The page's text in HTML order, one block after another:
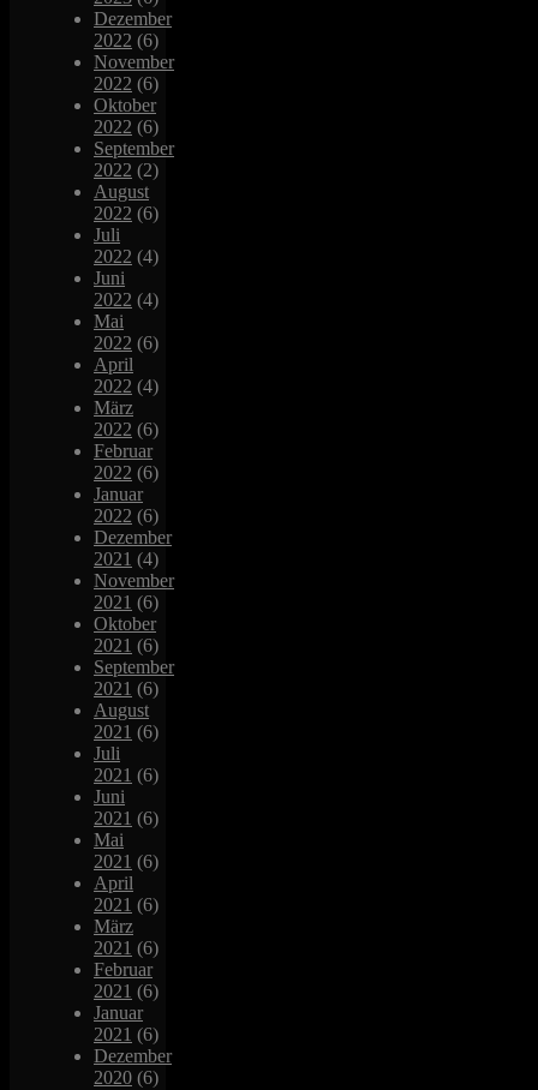
Dezember
2022 (6)
November
2022 (6)
Oktober
2022 (6)
September
2022 (2)
August
2022 (6)
Juli
2022 (4)
Juni
2022 (4)
Mai
2022 (6)
April
2022 (4)
März
2022 (6)
Februar
2022 (6)
Januar
2022 (6)
Dezember
2021 (4)
November
2021 (6)
Oktober
2021 (6)
September
2021 (6)
August
2021 (6)
Juli
2021 (6)
Juni
2021 (6)
Mai
2021 (6)
April
2021 (6)
März
2021 (6)
Februar
2021 (6)
Januar
2021 (6)
Dezember
2020 (6)